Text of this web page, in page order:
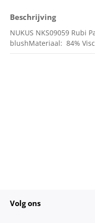
Beschrijving
NUKUS NKS09059 Rubi
blushMateriaal: 84%
Volg ons